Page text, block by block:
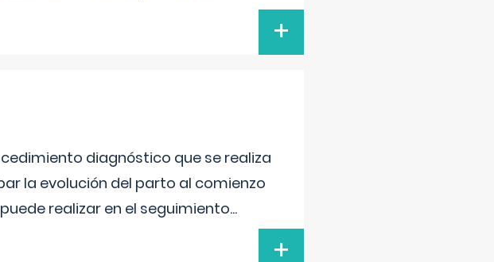
+
diagnóstico que se realiza
la evolución del parto al comienzo
realizar en el seguimiento...
+